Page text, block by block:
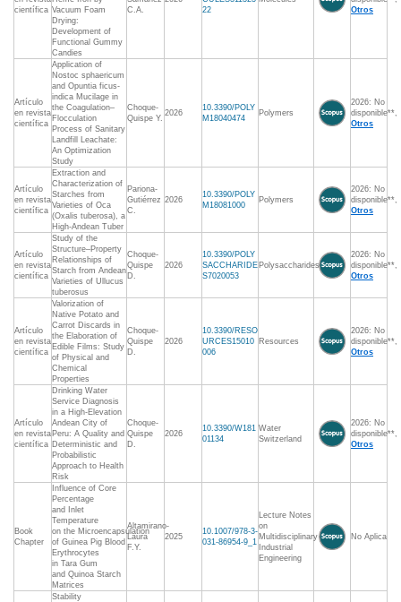
científica Vacuum Foam
Drying:
Development of
Functional Gummy
Candies
C.A.
22
Otros
Artículo
en revista
científica
Application of
Nostoc sphaericum
and Opuntia ficus-
indica Mucilage in
the Coagulation–
Flocculation
Process of Sanitary
Landfill Leachate:
An Optimization
Study
Choque-
Quispe Y.
2026
10.3390/POLY
M18040474
Polymers
2026: No
disponible**,
Otros
Artículo
en revista
científica
Extraction and
Characterization of
Starches from
Varieties of Oca
(Oxalis tuberosa), a
High-Andean Tuber
Pariona-
Gutiérrez
C.
2026
10.3390/POLY
M18081000
Polymers
2026: No
disponible**,
Otros
Artículo
en revista
científica
Study of the
Structure–Property
Relationships of
Starch from Andean
Varieties of Ullucus
tuberosus
Choque-
Quispe
D.
2026
10.3390/POLY
SACCHARIDE
S7020053
Polysaccharides
2026: No
disponible**,
Otros
Artículo
en revista
científica
Valorization of
Native Potato and
Carrot Discards in
the Elaboration of
Edible Films: Study
of Physical and
Chemical
Properties
Choque-
Quispe
D.
2026
10.3390/RESO
URCES15010
006
Resources
2026: No
disponible**,
Otros
Artículo
en revista
científica
Drinking Water
Service Diagnosis
in a High-Elevation
Andean City of
Peru: A Quality and
Deterministic and
Probabilistic
Approach to Health
Risk
Choque-
Quispe
D.
2026
10.3390/W181
01134
Water
Switzerland
2026: No
disponible**,
Otros
Book
Chapter
Influence of Core
Percentage
and Inlet
Temperature
on the Microencapsulation
of Guinea Pig Blood
Erythrocytes
in Tara Gum
and Quinoa Starch
Matrices
Altamirano-
Laura
F.Y.
2025
10.1007/978-3-
031-86954-9_1
Lecture Notes
on
Multidisciplinary
Industrial
Engineering
No Aplica
Stability